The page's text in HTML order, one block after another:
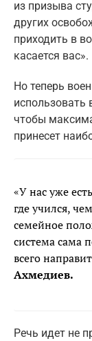
из призыва
других
приходить в
касается вас».
Но теперь
использовать
чтобы
принесет
«У нас уже
где учился,
семейное
система сама
всего
Ахмедиев.
Речь идет не